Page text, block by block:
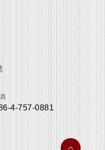
4-757-0881